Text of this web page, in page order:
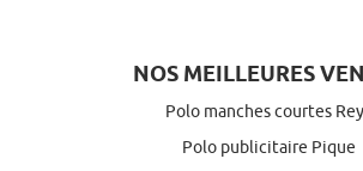
NOS MEILLEURES
Polo manches courtes
Polo publicitaire Pique